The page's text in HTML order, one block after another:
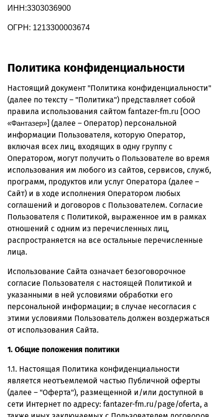
ИНН:3303036900
ОГРН: 1213300003674
Политика конфиденциальности
Настоящий документ "Политика конфиденциальности"
(далее по тексту – "Политика") представляет собой
правила использования сайтом fantazer-fm.ru [ООО
«Фантазер»] (далее – Оператор) персональной
информации Пользователя, которую Оператор,
включая всех лиц, входящих в одну группу с
Оператором, могут получить о Пользователе во время
использования им любого из сайтов, сервисов, служб,
программ, продуктов или услуг Оператора (далее –
Сайт) и в ходе исполнения Оператором любых
соглашений и договоров с Пользователем. Согласие
Пользователя с Политикой, выраженное им в рамках
отношений с одним из перечисленных лиц,
распространяется на все остальные перечисленные
лица.
Использование Сайта означает безоговорочное
согласие Пользователя с настоящей Политикой и
указанными в ней условиями обработки его
персональной информации; в случае несогласия с
этими условиями Пользователь должен воздержаться
от использования Сайта.
1. Общие положения политики
1.1. Настоящая Политика конфиденциальности
является неотъемлемой частью Публичной оферты
(далее – "Оферта"), размещенной и/или доступной в
сети Интернет по адресу: fantazer-fm.ru/page/oferta, а